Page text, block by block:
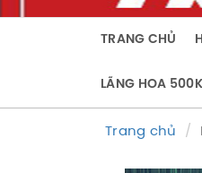
TRANG CHỦ
LÃNG HOA 500K
Trang chủ